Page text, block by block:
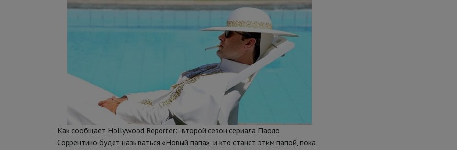
Как сообщает Hollywood Reporter:- второй сезон сериала Паоло
Соррентино будет называться «Новый папа», и кто станет этим папой, пока